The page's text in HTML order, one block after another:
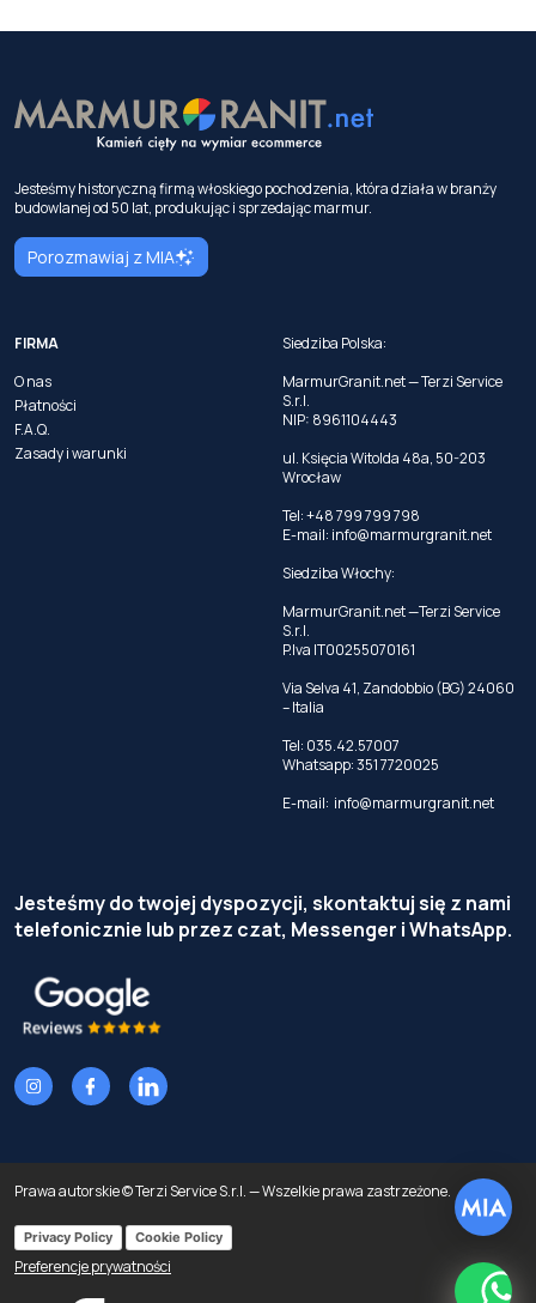
Jesteśmy historyczną firmą włoskiego pochodzenia, która działa w branży
budowlanej od 50 lat, produkując i sprzedając marmur.
Porozmawiaj z MIA
FIRMA
O nas
Płatności
F.A.Q.
Zasady i warunki
Siedziba Polska:
MarmurGranit.net — Terzi Service
S.r.l.
NIP: 8961104443
ul. Księcia Witolda 48a, 50-203
Wrocław
Tel: +48 799 799 798
E-mail: info@marmurgranit.net
Siedziba Włochy:
MarmurGranit.net —Terzi Service
S.r.l.
P.Iva IT00255070161
Via Selva 41, Zandobbio (BG) 24060
– Italia
Tel: 035.42.57007
Whatsapp:351 7720025
E-mail: info@marmurgranit.net
Jesteśmy do twojej dyspozycji, skontaktuj się z nami
telefonicznie lub przez czat, Messenger i WhatsApp.
Prawa autorskie © Terzi Service S.r.l. — Wszelkie prawa zastrzeżone.
Privacy Policy Cookie Policy
Preferencje prywatności